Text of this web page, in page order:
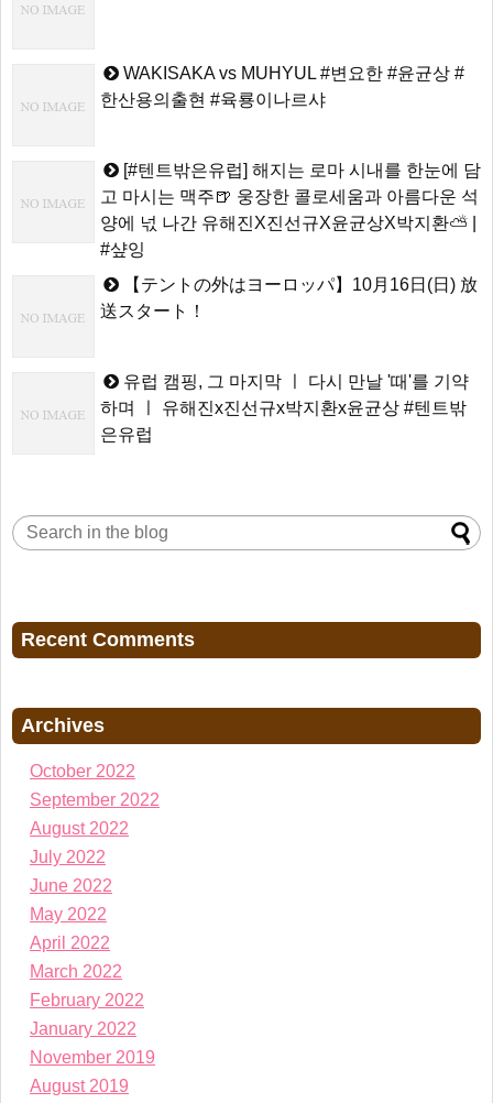
WAKISAKA vs MUHYUL #변요한 #윤균상 #
한산용의출현 #육룡이나르샤
[#텐트밖은유럽] 해지는 로마 시내를 한눈에 담
고 마시는 맥주🍺 웅장한 콜로세움과 아름다운 석
양에 넋 나간 유해진X진선규X윤균상X박지환⛅ |
#샾잉
【テントの外はヨーロッパ】10月16日(日) 放
送スタート！
유럽 캠핑, 그 마지막 ㅣ 다시 만날 '때'를 기약
하며 ㅣ 유해진x진선규x박지환x윤균상 #텐트밖
은유럽
Recent Comments
Archives
October 2022
September 2022
August 2022
July 2022
June 2022
May 2022
April 2022
March 2022
February 2022
January 2022
November 2019
August 2019